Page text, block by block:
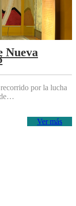
Nueva
por la lucha
de…
Ver más